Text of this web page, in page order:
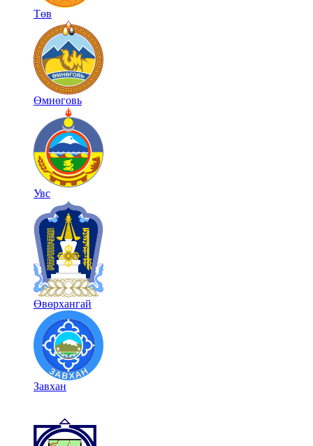
Төв
Өмнөговь
Увс
Өвөрхангай
Завхан